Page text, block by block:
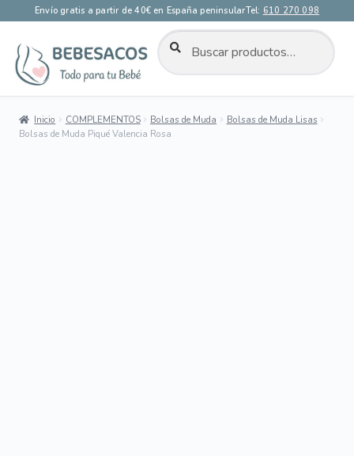
Envío gratis a partir de 40€ en España peninsularTel: 610 270 098
navegación
Buscar
por:
BUSCAR
Inicio COMPLEMENTOS Bolsas de Muda
Bolsas de Muda Lisas
Bolsas de Muda Piqué Valencia Rosa